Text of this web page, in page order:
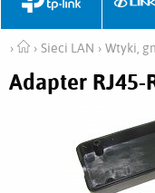
Sieci LAN Wtyki,
Adapter RJ45-